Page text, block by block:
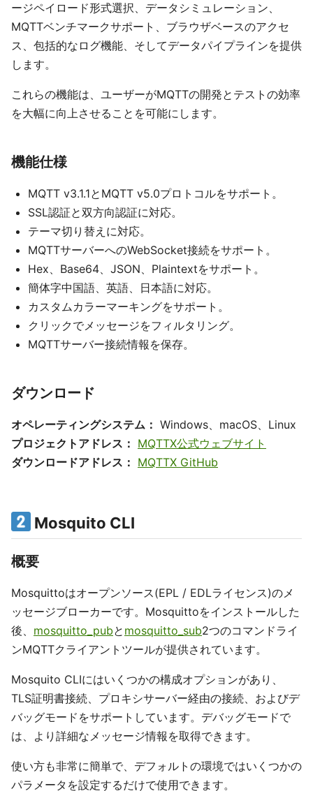
ージペイロード形式選択、データシミュレーション、
MQTTベンチマークサポート、ブラウザベースのアクセ
ス、包括的なログ機能、そしてデータパイプラインを提供
します。
これらの機能は、ユーザーがMQTTの開発とテストの効率
を大幅に向上させることを可能にします。
機能仕様
MQTT v3.1.1とMQTT v5.0プロトコルをサポート。
SSL認証と双方向認証に対応。
テーマ切り替えに対応。
MQTTサーバーへのWebSocket接続をサポート。
Hex、Base64、JSON、Plaintextをサポート。
簡体字中国語、英語、日本語に対応。
カスタムカラーマーキングをサポート。
クリックでメッセージをフィルタリング。
MQTTサーバー接続情報を保存。
ダウンロード
オペレーティングシステム： Windows、macOS、Linux
プロジェクトアドレス： MQTTX公式ウェブサイト
ダウンロードアドレス： MQTTX GitHub
Mosquito CLI
概要
Mosquittoはオープンソース(EPL / EDLライセンス)のメ
ッセージブローカーです。Mosquittoをインストールした
後、 mosquitto_pubと mosquitto_sub2つのコマンドライ
ンMQTTクライアントツールが提供されています。
Mosquito CLIにはいくつかの構成オプションがあり、
TLS証明書接続、プロキシサーバー経由の接続、およびデ
バッグモードをサポートしています。デバッグモードで
は、より詳細なメッセージ情報を取得できます。
使い方も非常に簡単で、デフォルトの環境ではいくつかの
パラメータを設定するだけで使用できます。